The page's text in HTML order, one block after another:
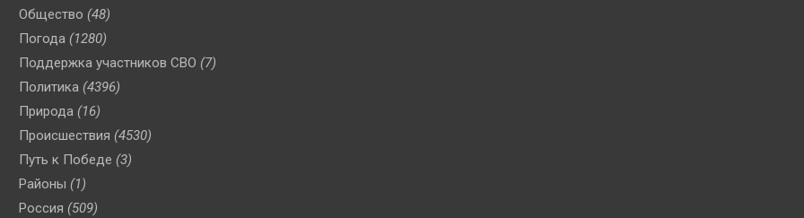
Общество (48)
Погода (1280)
Поддержка участников СВО (7)
Политика (4396)
Природа (16)
Происшествия (4530)
Путь к Победе (3)
Районы (1)
Россия (509)